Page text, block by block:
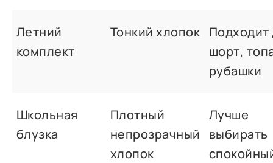
Летний
комплект
Тонкий хлопок Подходит
шорт,
рубашки
Школьная
блузка
Плотный
непрозрачный
хлопок
Лучше
выбирать